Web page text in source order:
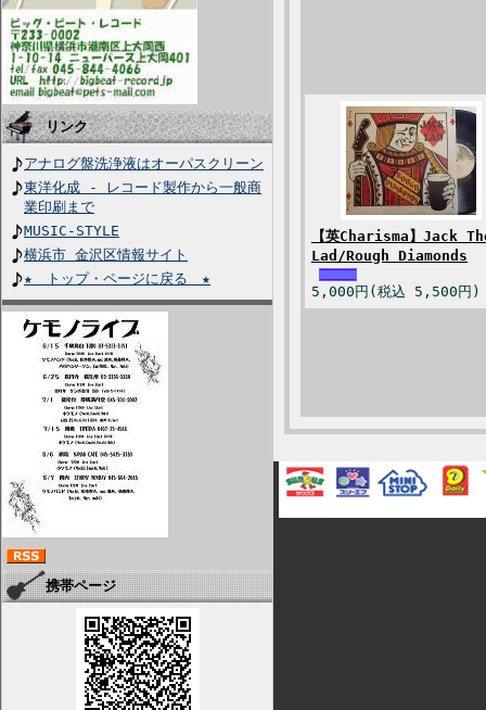
リンク
アナログ盤洗浄液はオーパスクリーン
東洋化成 - レコード製作から一般商
業印刷まで
MUSIC-STYLE
横浜市 金沢区情報サイト
★ トップ・ページに戻る ★
携帯ページ
【英Charisma】Jack
Lad/Rough Diamonds
5,000円(税込 5,500円)